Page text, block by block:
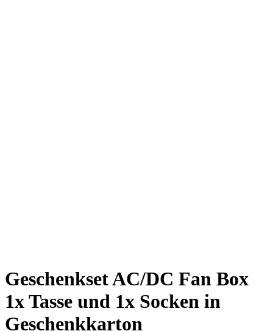
Geschenkset AC/DC Fan Box
1x Tasse und 1x Socken in
Geschenkkarton